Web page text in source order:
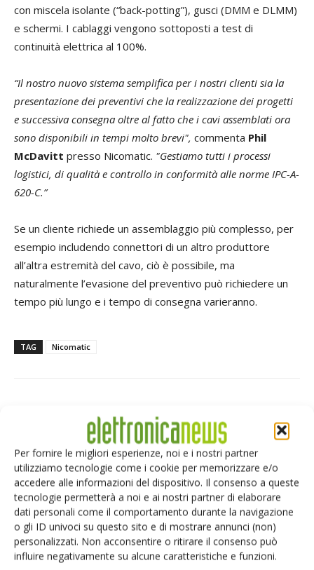
Per fornire le migliori esperienze, noi e i nostri partner
utilizziamo tecnologie come i cookie per memorizzare e/o
accedere alle informazioni del dispositivo. Il consenso a queste
tecnologie permetterà a noi e ai nostri partner di elaborare
dati personali come il comportamento durante la navigazione
o gli ID univoci su questo sito e di mostrare annunci (non)
personalizzati. Non acconsentire o ritirare il consenso può
influire negativamente su alcune caratteristiche e funzioni.
con miscela isolante (“back-potting”), gusci (DMM e DLMM)
e schermi. I cablaggi vengono sottoposti a test di
continuità elettrica al 100%.
“Il nostro nuovo sistema semplifica per i nostri clienti sia la
presentazione dei preventivi che la realizzazione dei progetti
e successiva consegna oltre al fatto che i cavi assemblati ora
sono disponibili in tempi molto brevi", commenta Phil
McDavitt presso Nicomatic. "Gestiamo tutti i processi
logistici, di qualità e controllo in conformità alle norme IPC-A-
620-C.”
Se un cliente richiede un assemblaggio più complesso, per
esempio includendo connettori di un altro produttore
all’altra estremità del cavo, ciò è possibile, ma
naturalmente l’evasione del preventivo può richiedere un
tempo più lungo e i tempo di consegna varieranno.
TAG Nicomatic
Facebook Twitter
ARTICOLI CORRELATI ALTRO DALL'AUTORE
Robotica autonoma: lo sviluppo
diventa più rapido